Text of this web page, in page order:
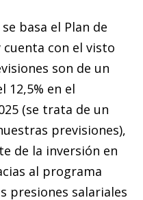
basa el Plan de
con el visto
son de un
12,5% en el
(se trata de un
previsiones),
de la inversión en
al programa
presiones salariales